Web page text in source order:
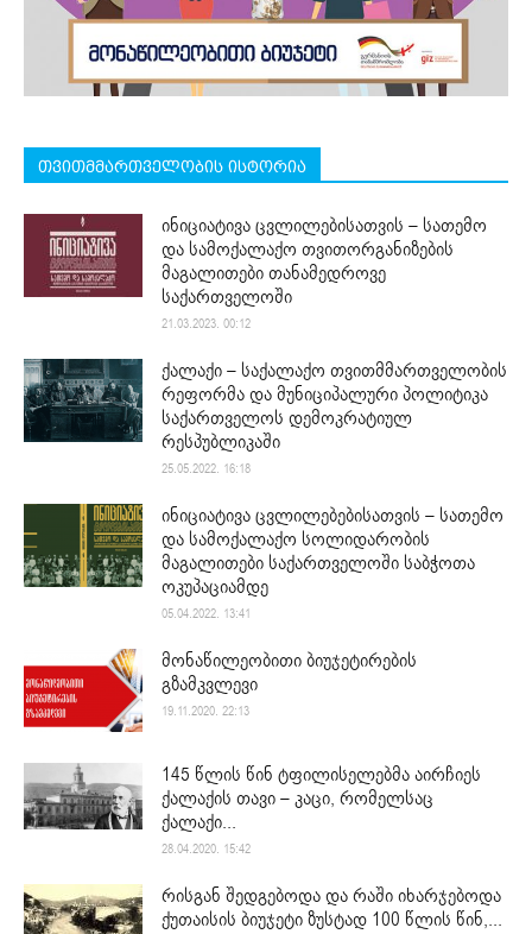
თვითმმართველობის ისტორია
ინიციატივა ცვლილებისათვის – სათემო
და სამოქალაქო თვითორგანიზების
მაგალითები თანამედროვე
საქართველოში
21.03.2023. 00:12
ქალაქი – საქალაქო თვითმმართველობის
რეფორმა და მუნიციპალური პოლიტიკა
საქართველოს დემოკრატიულ
რესპუბლიკაში
25.05.2022. 16:18
ინიციატივა ცვლილებებისათვის – სათემო
და სამოქალაქო სოლიდარობის
მაგალითები საქართველოში საბჭოთა
ოკუპაციამდე
05.04.2022. 13:41
მონაწილეობითი ბიუჯეტირების
გზამკვლევი
19.11.2020. 22:13
145 წლის წინ ტფილისელებმა აირჩიეს
ქალაქის თავი – კაცი, რომელსაც
ქალაქი...
28.04.2020. 15:42
რისგან შედგებოდა და რაში იხარჯებოდა
ქუთაისის ბიუჯეტი ზუსტად 100 წლის წინ,...